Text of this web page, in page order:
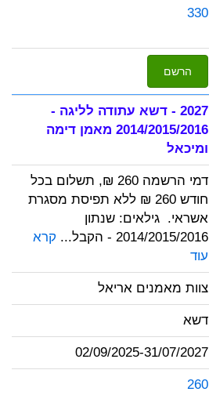
330
הרשם
2027 - דשא עתודה לליגה -
2014/2015/2016 מאמן דימה
ומיכאל
דמי הרשמה 260 ₪, תשלום בכל
חודש 260 ₪ ללא תפיסת מסגרת
אשראי. גילאים: שנתון
2014/2015/2016 - הקבל...
קרא
עוד
צוות מאמנים אריאל
דשא
02/09/2025-31/07/2027
260